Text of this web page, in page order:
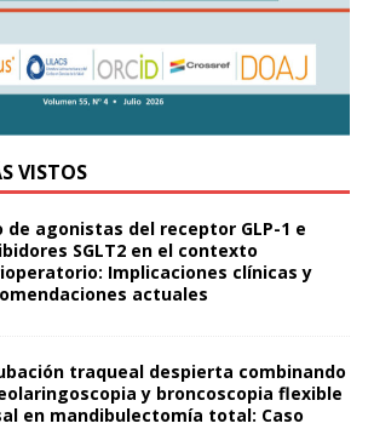
VISTOS
de agonistas del receptor GLP-1 e
SGLT2 en el contexto
Implicaciones clínicas y
actuales
traqueal despierta combinando
y broncoscopia flexible
en mandibulectomía total: Caso